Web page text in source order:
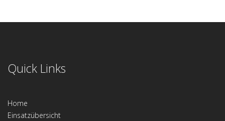
Quick Links
Home
Einsatzübersicht